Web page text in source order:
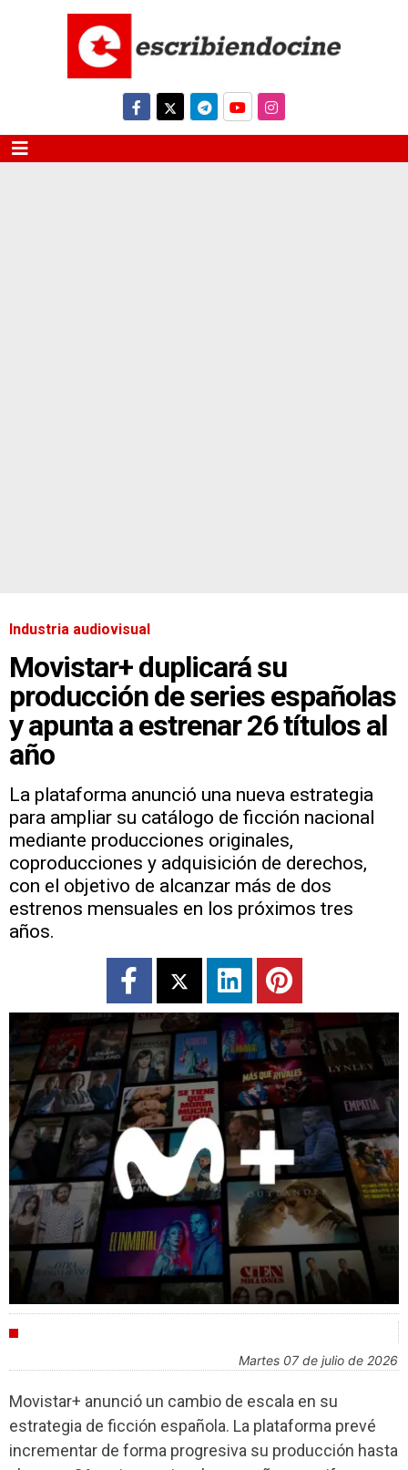
Industria audiovisual
Movistar+ duplicará su
producción de series españolas
y apunta a estrenar 26 títulos al
año
La plataforma anunció una nueva estrategia
para ampliar su catálogo de ficción nacional
mediante producciones originales,
coproducciones y adquisición de derechos,
con el objetivo de alcanzar más de dos
estrenos mensuales en los próximos tres
años.
martes 07 de julio de 2026
Movistar+ anunció un cambio de escala en su
estrategia de ficción española. La plataforma prevé
incrementar de forma progresiva su producción hasta